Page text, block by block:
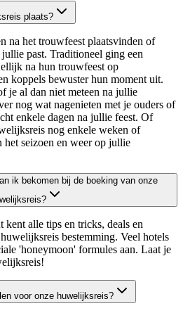
plaats?
na het trouwfeest plaatsvinden of
past. Traditioneel ging een
na hun trouwfeest op
koppels bewuster hun moment uit.
je al dan niet meteen na jullie
nog wat nagenieten met je ouders of
enkele dagen na jullie feest. Of
nog enkele weken of
seizoen en weer op jullie
ik bekomen bij de boeking van onze
kent alle tips en tricks, deals en
bestemming. Veel hotels
'honeymoon' formules aan. Laat je
voor onze huwelijksreis?